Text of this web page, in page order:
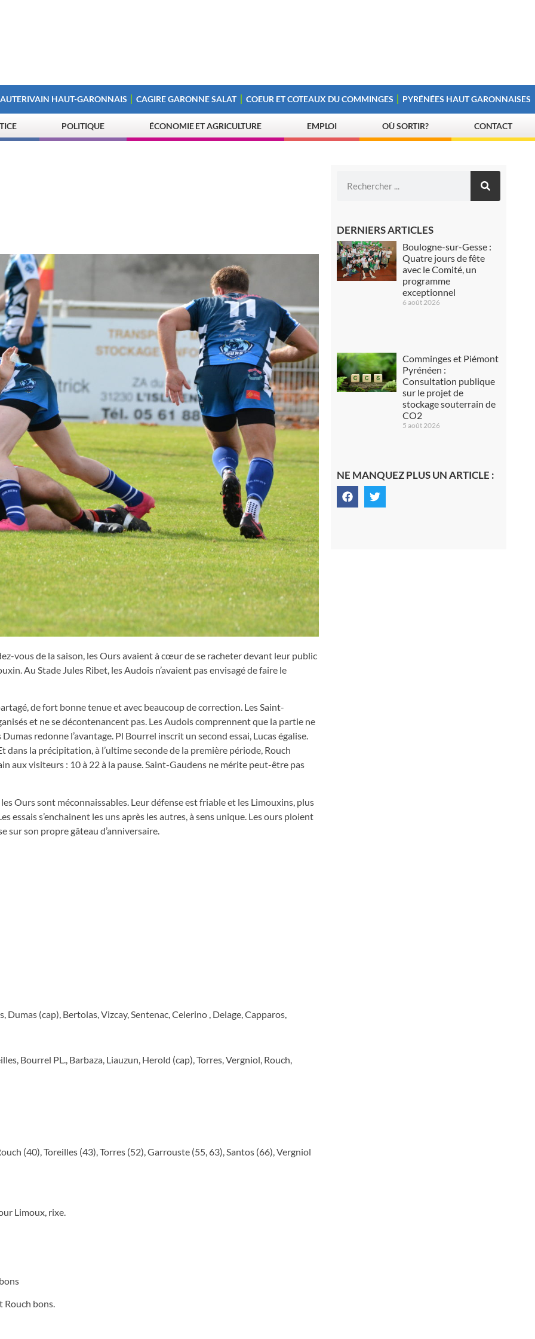
HAUT-GARONNAIS CAGIRE GARONNE SALAT COEUR ET COTEAUX DU COMMINGES PYRÉNÉES HAUT GARONNAISES
POLITIQUE ÉCONOMIE ET AGRICULTURE EMPLOI OÙ SORTIR? CONTACT
vous de la saison, les Ours avaient à cœur de se racheter devant leur public
Au Stade Jules Ribet, les Audois n’avaient pas envisagé de faire le
de fort bonne tenue et avec beaucoup de correction. Les Saint-
et ne se décontenancent pas. Les Audois comprennent que la partie ne
redonne l’avantage. Pl Bourrel inscrit un second essai, Lucas égalise.
dans la précipitation, à l’ultime seconde de la première période, Rouch
aux visiteurs : 10 à 22 à la pause. Saint-Gaudens ne mérite peut-être pas
Ours sont méconnaissables. Leur défense est friable et les Limouxins, plus
essais s’enchainent les uns après les autres, à sens unique. Les ours ploient
sur son propre gâteau d’anniversaire.
(cap), Bertolas, Vizcay, Sentenac, Celerino , Delage, Capparos,
Bourrel PL., Barbaza, Liauzun, Herold (cap), Torres, Vergniol, Rouch,
(40), Toreilles (43), Torres (52), Garrouste (55, 63), Santos (66), Vergniol
Limoux, rixe.
Rouch bons.
DERNIERS ARTICLES
Boulogne-sur-Gesse :
Quatre jours de fête
avec le Comité, un
programme
exceptionnel
6 août 2026
Comminges et Piémont
Pyrénéen :
Consultation publique
sur le projet de
stockage souterrain de
CO2
5 août 2026
NE MANQUEZ PLUS UN ARTICLE :